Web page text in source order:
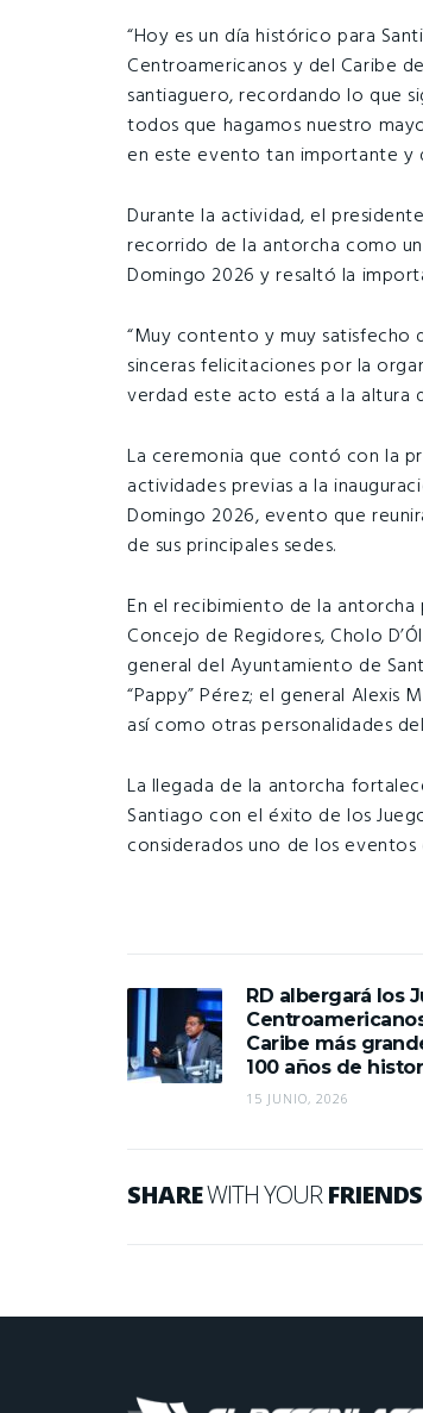
“Hoy es un día histórico para
Centroamericanos y del Caribe
santiaguero, recordando lo que
todos que hagamos nuestro
en este evento tan importante y
Durante la actividad, el
recorrido de la antorcha como
Domingo 2026 y resaltó la
“Muy contento y muy satisfecho
sinceras felicitaciones por la
verdad este acto está a la altura
La ceremonia que contó con la
actividades previas a la
Domingo 2026, evento que
de sus principales sedes.
En el recibimiento de la
Concejo de Regidores, Cholo
general del Ayuntamiento de
“Pappy” Pérez; el general
así como otras personalidades
La llegada de la antorcha
Santiago con el éxito de los
considerados uno de los
RD albergará los
Caribe más
100 años de
15 JUNIO, 2026
SHAREWITH YOURFRIENDS